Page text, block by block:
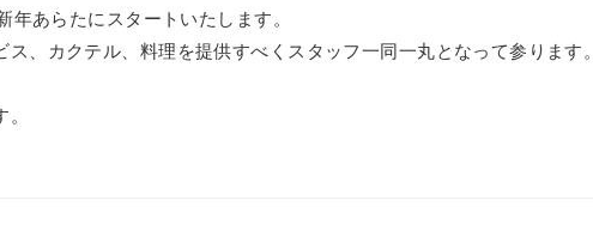
あらたにスタートいたします。
、カクテル、料理を提供すべくスタッフ一同一丸となって参ります。